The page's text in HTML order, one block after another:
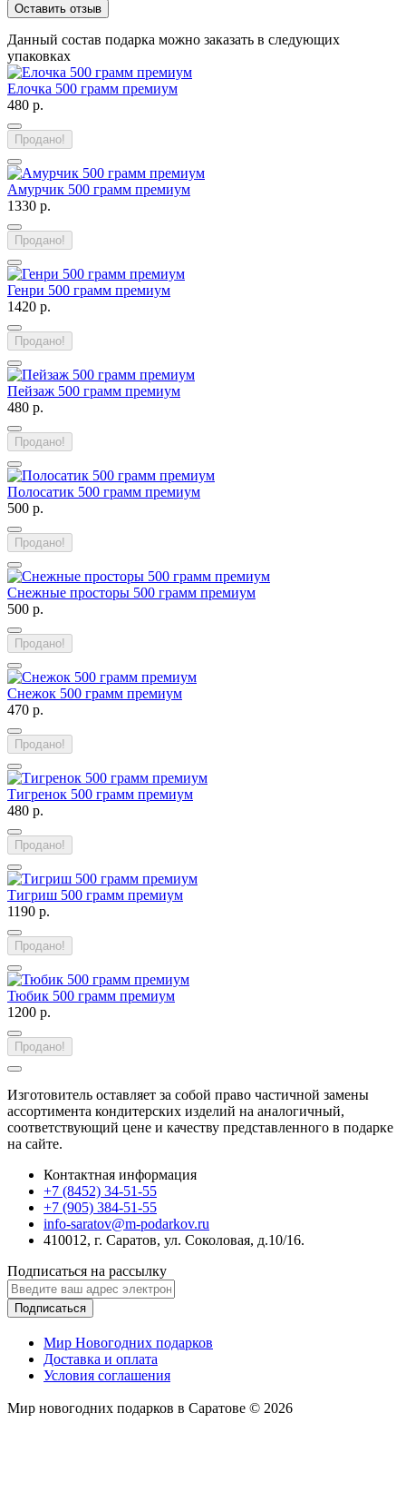
Оставить отзыв
Данный состав подарка можно заказать в следующих
упаковках
Елочка 500 грамм премиум
480 р.
Продано!
Амурчик 500 грамм премиум
1330 р.
Продано!
Генри 500 грамм премиум
1420 р.
Продано!
Пейзаж 500 грамм премиум
480 р.
Продано!
Полосатик 500 грамм премиум
500 р.
Продано!
Снежные просторы 500 грамм премиум
500 р.
Продано!
Снежок 500 грамм премиум
470 р.
Продано!
Тигренок 500 грамм премиум
480 р.
Продано!
Тигриш 500 грамм премиум
1190 р.
Продано!
Тюбик 500 грамм премиум
1200 р.
Продано!
Изготовитель оставляет за собой право частичной замены
ассортимента кондитерских изделий на аналогичный,
соответствующий цене и качеству представленного в подарке
на сайте.
Контактная информация
+7 (8452) 34-51-55
+7 (905) 384-51-55
info-saratov@m-podarkov.ru
410012, г. Саратов, ул. Соколовая, д.10/16.
Подписаться на рассылку
Подписаться
Мир Новогодних подарков
Доставка и оплата
Условия соглашения
Мир новогодних подарков в Саратове © 2026